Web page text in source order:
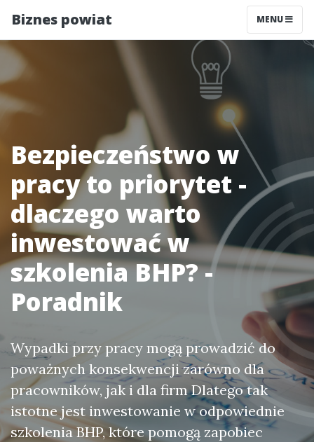
Biznes powiat MENU
Bezpieczeństwo w
pracy to priorytet -
dlaczego warto
inwestować w
szkolenia BHP? -
Poradnik
Wypadki przy pracy mogą prowadzić do
poważnych konsekwencji zarówno dla
pracowników, jak i dla firm Dlatego tak
istotne jest inwestowanie w odpowiednie
szkolenia BHP, które pomogą zapobiec